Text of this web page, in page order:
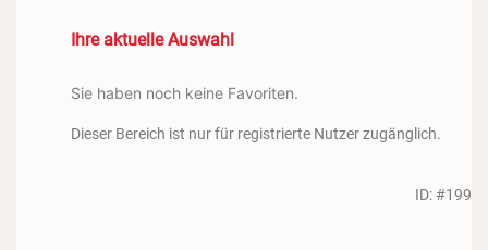
Ihre aktuelle Auswahl
Sie haben noch keine Favoriten.
Dieser Bereich ist nur für registrierte Nutzer zugänglich.
ID: #199